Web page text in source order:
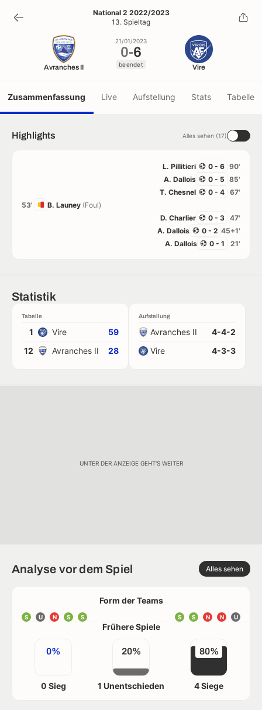
0 -6
beendet
National 2 2022/2023
13. Spieltag
Avranches II
21/01/2023
0-6
beendet Vire
Zusammenfassung Live Aufstellung Stats Tabelle
Highlights Alles sehen (17)
90'
0 - 6
L. Pillitieri
85'
0 - 5
A. Dallois
67'
0 - 4
T. Chesnel
53'
B. Launey (Foul)
47'
0 - 3
D. Charlier
45+1'
0 - 2
A. Dallois
21'
0 - 1
A. Dallois
Statistik
Tabelle
1 Vire
59
12
Avranches II 28
Aufstellung
Avranches II
4-4-2
Vire
4-3-3
UNTER DER ANZEIGE GEHT'S WEITER
Analyse vor dem Spiel Alles sehen
Form der Teams
S U N S S U
N
N
S
S
Frühere Spiele
0%
0 Sieg
20%
1 Unentschieden
80%
4 Siege